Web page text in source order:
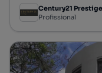
Century21 Prestige
Profissional